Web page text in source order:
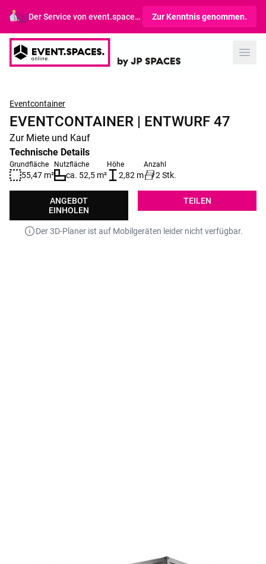
Der Service von event.spaces.online richtet sich ausschließlich an Gewerbetreibende. Zur Kenntnis genommen.
Eventcontainer
EVENTCONTAINER | ENTWURF 47
Zur Miete und Kauf
Technische Details
Grundfläche
55,47 m²
Nutzfläche
ca. 52,5 m²
Höhe
2,82 m
Anzahl
2 Stk.
ANGEBOT
EINHOLEN
TEILEN
Der 3D-Planer ist auf Mobilgeräten leider nicht verfügbar.